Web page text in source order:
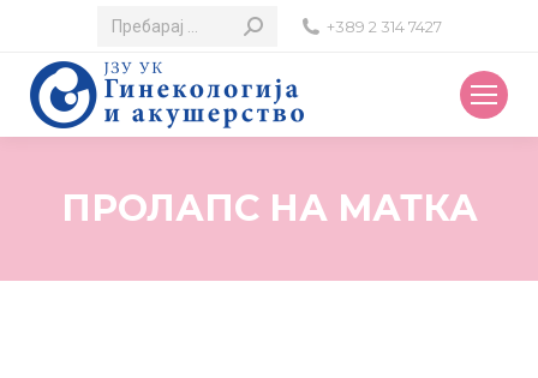
Search:
+389 2 314 7427
ПРОЛАПС НА МАТКА